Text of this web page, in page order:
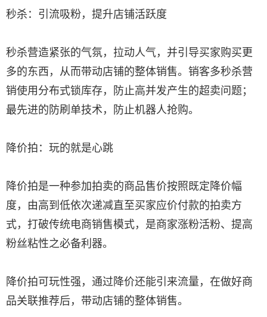
秒杀：引流吸粉，提升店铺活跃度
秒杀营造紧张的气氛，拉动人气，并引导买家购买更
多的东西，从而带动店铺的整体销售。销客多秒杀营
销使用分布式锁库存，防止高并发产生的超卖问题；
最先进的防刷单技术，防止机器人抢购。
降价拍：玩的就是心跳
降价拍是一种参加拍卖的商品售价按照既定降价幅
度，由高到低依次递减直至买家应价付款的拍卖方
式，打破传统电商销售模式，是商家涨粉活粉、提高
粉丝粘性之必备利器。
降价拍可玩性强，通过降价还能引来流量，在做好商
品关联推荐后，带动店铺的整体销售。